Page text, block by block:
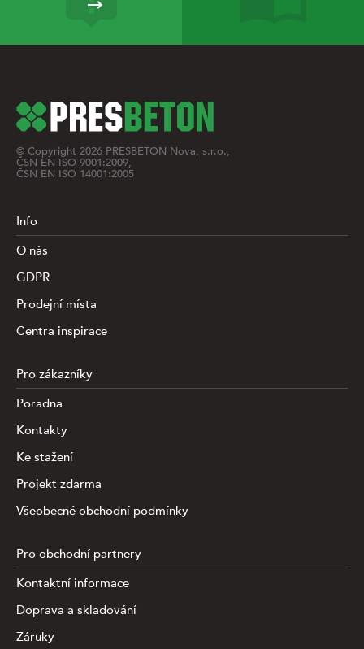
© Copyright 2026 PRESBETON Nova, s.r.o.,
ČSN EN ISO 9001:2009,
ČSN EN ISO 14001:2005
Info
O nás
GDPR
Prodejní místa
Centra inspirace
Pro zákazníky
Poradna
Kontakty
Ke stažení
Projekt zdarma
Všeobecné obchodní podmínky
Pro obchodní partnery
Kontaktní informace
Doprava a skladování
Záruky